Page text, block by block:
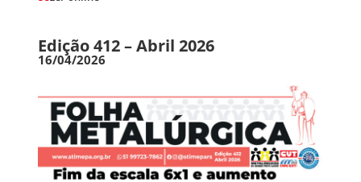
Edição 412 – Abril 2026
16/04/2026